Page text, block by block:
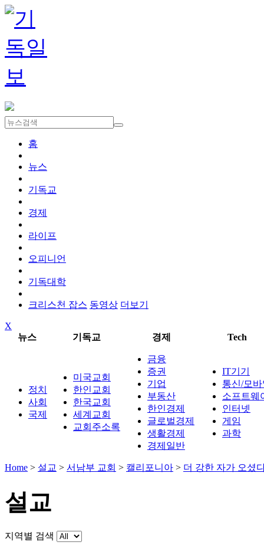
홈
뉴스
기독교
경제
라이프
오피니언
기독대학
크리스천 잡스 동영상 더보기
X
뉴스
기독교 경제 Tech
정치
사회
국제
미국교회
한인교회
한국교회
세계교회
교회주소록
금융
증권
기업
부동산
한인경제
글로벌경제
생활경제
경제일반
IT기기
통신/모
소프트웨
인터넷
게임
과학
Home > 설교 > 서남부 교회 > 캘리포니아 > 더 강한 자가 오셨
설교
지역별 검색